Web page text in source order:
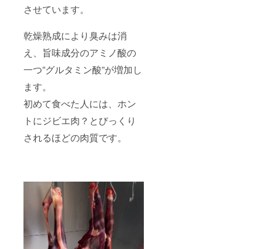
させています。
乾燥熟成により臭みは消
え、旨味成分のアミノ酸の
一つ”グルタミン酸”が増加し
ます。
初めて食べた人には、ホン
トにジビエ肉？とびっくり
されるほどの肉質です。